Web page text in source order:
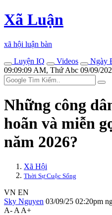
Xã Luận
xã hội luận bàn
Luyện IQ
Videos
Ngày
09:09:09 AM, Thứ Abc 09/09/
Những công
hoãn và miễn
năm 2026?
Xã Hội
Thời Sự Cuộc Sống
VN EN
Sky Nguyen 03/09/25 02:20pm
A- A A+